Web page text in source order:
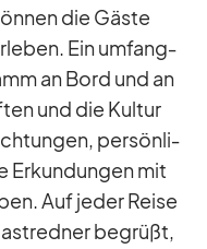
die Gäste
Ein um­fang­
an Bord und an
und die Kul­tur
per­sön­li­
Er­kun­dun­gen mit
Auf je­der Reise
be­grüßt,